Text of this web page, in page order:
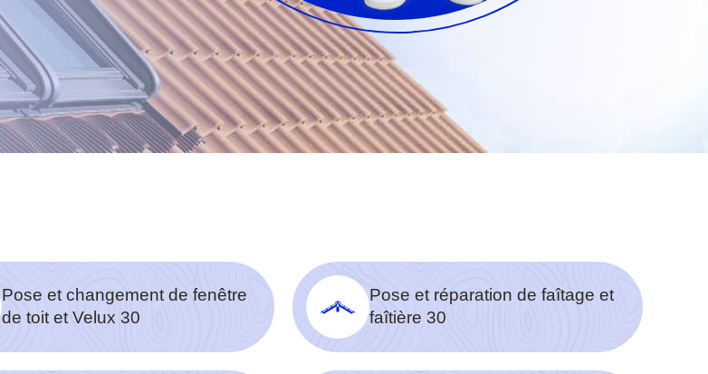
Pose et changement de fenêtre
de toit et Velux 30
Pose et réparation de faîtage et
faîtière 30